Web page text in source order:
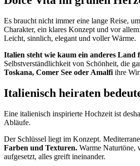
Es braucht nicht immer eine lange Reise,
Charakter, ein klares Konzept und vor
Leicht, sinnlich, elegant und voller Wärme.
Italien steht wie kaum ein anderes
Selbstverständlichkeit von Schönheit, die
Toskana, Comer See oder Amalfi ihre
Italienisch heiraten
Eine italienisch inspirierte Hochzeit ist
Abläufe.
Der Schlüssel liegt im Konzept.
Farben und Texturen. Warme Naturtöne,
aufgesetzt, alles greift ineinander.